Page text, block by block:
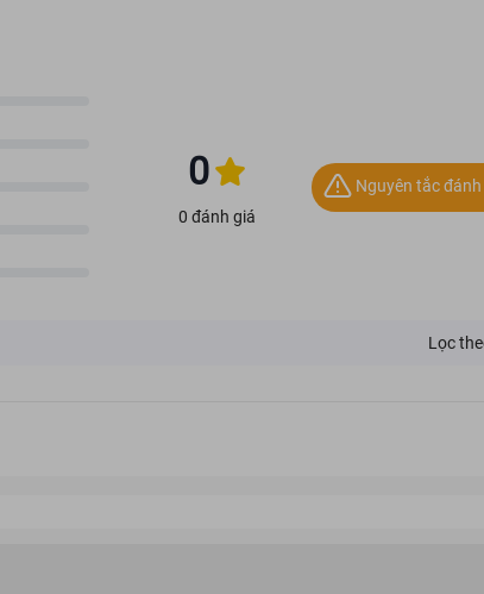
0
0 đánh giá
Nguyên tắc đánh
Lọc